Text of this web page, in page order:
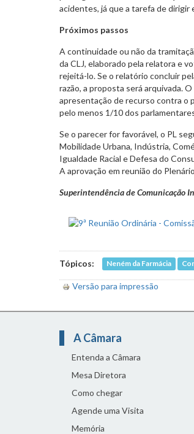
acidentes, já que a tarefa de
Próximos passos
A continuidade ou não da
da CLJ, elaborado pela relatora e
rejeitá-lo. Se o relatório concluir
razão, a proposta será arquivada.
apresentação de recurso contra o
pelo menos 1/10 dos
Se o parecer for favorável, o PL
Mobilidade Urbana, Indústria,
Igualdade Racial e Defesa do
A aprovação em reunião do
Superintendência de Comunicação
Tópicos: Neném da Farmácia
Versão para impressão
A Câmara
Entenda a Câmara
Mesa Diretora
Como chegar
Agende uma Visita
Memória